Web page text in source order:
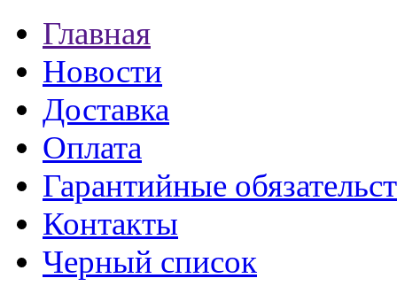
Главная
Новости
Доставка
Оплата
Гарантийные
Контакты
Черный список